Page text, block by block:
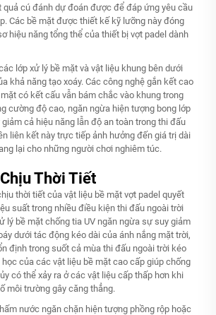
quả cú đánh dự đoán được để đáp ứng yêu cầu
Các bề mặt được thiết kế kỹ lưỡng này đóng
hiệu năng tổng thể của thiết bị vợt padel dành
lớp xử lý bề mặt và vật liệu khung bên dưới
khả năng tạo xoáy. Các công nghệ gắn kết cao
có kết cấu vẫn bám chắc vào khung trong
cường độ cao, ngăn ngừa hiện tượng bong lớp
cả hiệu năng lẫn độ an toàn trong thi đấu
liên kết này trực tiếp ảnh hưởng đến giá trị dài
lại cho những người chơi nghiêm túc.
Thời Tiết
thời tiết của vật liệu bề mặt vợt padel quyết
suất trong nhiều điều kiện thi đấu ngoài trời
lý bề mặt chống tia UV ngăn ngừa sự suy giảm
dưới tác động kéo dài của ánh nắng mặt trời,
định trong suốt cả mùa thi đấu ngoài trời kéo
của các vật liệu bề mặt cao cấp giúp chống
có thể xảy ra ở các vật liệu cấp thấp hơn khi
môi trường gây căng thẳng.
nước ngăn chặn hiện tượng phồng rộp hoặc